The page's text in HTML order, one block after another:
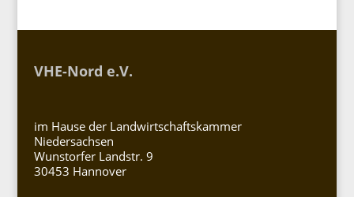
VHE-Nord e.V.
im Hause der Landwirtschaftskammer
Niedersachsen
Wunstorfer Landstr. 9
30453 Hannover